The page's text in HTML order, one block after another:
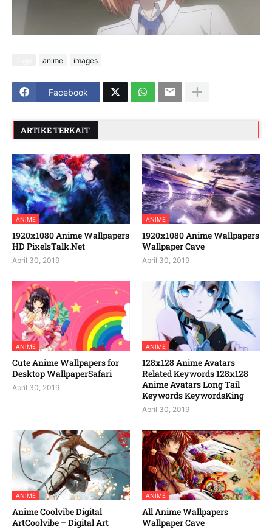
anime images
Facebook
ARTIKE TERKAIT
ANIME
1920x1080 Anime Wallpapers
HD PixelsTalk.Net
April 30, 2019
ANIME
1920x1080 Anime Wallpapers
Wallpaper Cave
April 30, 2019
ANIME
Cute Anime Wallpapers for
Desktop WallpaperSafari
April 30, 2019
ANIME
128x128 Anime Avatars
Related Keywords 128x128
Anime Avatars Long Tail
Keywords KeywordsKing
April 30, 2019
ANIME
Anime Coolvibe Digital
ArtCoolvibe – Digital Art
ANIME
All Anime Wallpapers
Wallpaper Cave